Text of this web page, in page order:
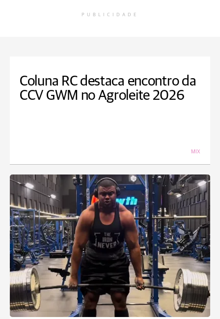
PUBLICIDADE
Coluna RC destaca encontro da
CCV GWM no Agroleite 2026
MIX